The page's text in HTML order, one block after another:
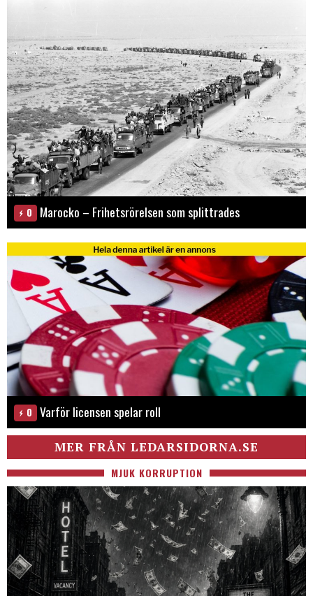
0 Marocko – Frihetsrörelsen som splittrades
0 Varför licensen spelar roll
MER FRÅN LEDARSIDORNA.SE
MJUK KORRUPTION